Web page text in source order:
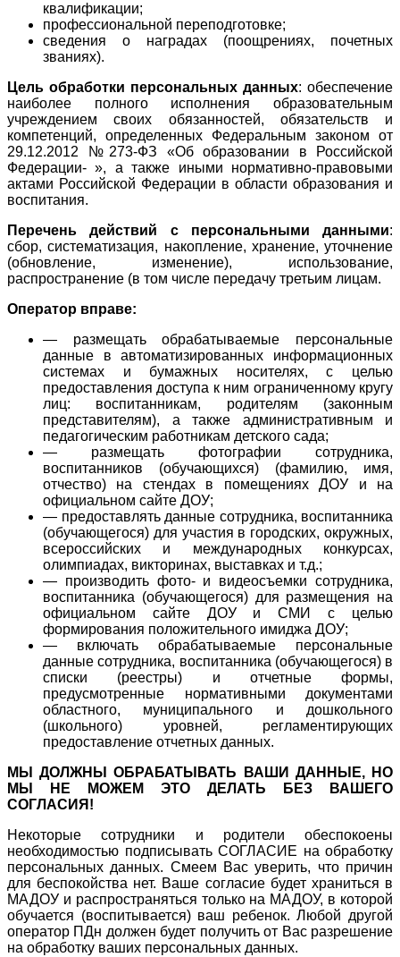
квалификации;
профессиональной переподготовке;
сведения о наградах (поощрениях, почетных
званиях).
Цель обработки персональных данных: обеспечение
наиболее полного исполнения образовательным
учреждением своих обязанностей, обязательств и
компетенций, определенных Федеральным законом от
29.12.2012 №273-ФЗ «Об образовании в Российской
Федерации- », а также иными нормативно-правовыми
актами Российской Федерации в области образования и
воспитания.
Перечень действий с персональными данными:
сбор, систематизация, накопление, хранение, уточнение
(обновление, изменение), использование,
распространение (в том числе передачу третьим лицам.
Оператор вправе:
— размещать обрабатываемые персональные
данные в автоматизированных информационных
системах и бумажных носителях, с целью
предоставления доступа к ним ограниченному кругу
лиц: воспитанникам, родителям (законным
представителям), а также административным и
педагогическим работникам детского сада;
— размещать фотографии сотрудника,
воспитанников (обучающихся) (фамилию, имя,
отчество) на стендах в помещениях ДОУ и на
официальном сайте ДОУ;
— предоставлять данные сотрудника, воспитанника
(обучающегося) для участия в городских, окружных,
всероссийских и международных конкурсах,
олимпиадах, викторинах, выставках и т.д.;
— производить фото- и видеосъемки сотрудника,
воспитанника (обучающегося) для размещения на
официальном сайте ДОУ и СМИ с целью
формирования положительного имиджа ДОУ;
— включать обрабатываемые персональные
данные сотрудника, воспитанника (обучающегося) в
списки (реестры) и отчетные формы,
предусмотренные нормативными документами
областного, муниципального и дошкольного
(школьного) уровней, регламентирующих
предоставление отчетных данных.
МЫ ДОЛЖНЫ ОБРАБАТЫВАТЬ ВАШИ ДАННЫЕ, НО
МЫ НЕ МОЖЕМ ЭТО ДЕЛАТЬ БЕЗ ВАШЕГО
СОГЛАСИЯ!
Некоторые сотрудники и родители обеспокоены
необходимостью подписывать СОГЛАСИЕ на обработку
персональных данных. Смеем Вас уверить, что причин
для беспокойства нет. Ваше согласие будет храниться в
МАДОУ и распространяться только на МАДОУ, в которой
обучается (воспитывается) ваш ребенок. Любой другой
оператор ПДн должен будет получить от Вас разрешение
на обработку ваших персональных данных.